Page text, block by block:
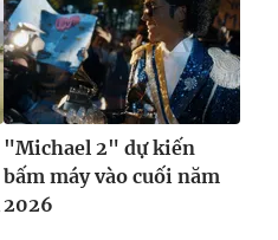
"Michael 2" dự kiến
bấm máy vào cuối năm
2026